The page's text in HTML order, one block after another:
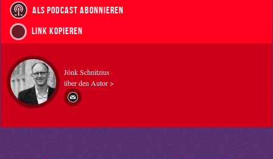
als Podcast abonnieren
Link kopieren
Jönk Schnitzius
über den Autor >